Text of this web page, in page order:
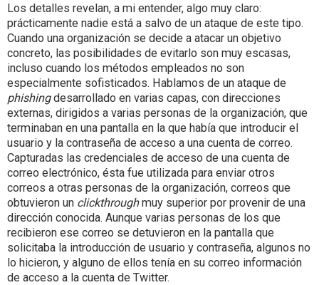
Los detalles revelan, a mi entender, algo muy claro:
prácticamente nadie está a salvo de un ataque de este tipo.
Cuando una organización se decide a atacar un objetivo
concreto, las posibilidades de evitarlo son muy escasas,
incluso cuando los métodos empleados no son
especialmente sofisticados. Hablamos de un ataque de
phishingdesarrollado en varias capas, con direcciones
externas, dirigidos a varias personas de la organización, que
terminaban en una pantalla en la que había que introducir el
usuario y la contraseña de acceso a una cuenta de correo.
Capturadas las credenciales de acceso de una cuenta de
correo electrónico, ésta fue utilizada para enviar otros
correos a otras personas de la organización, correos que
obtuvieron un clickthroughmuy superior por provenir de una
dirección conocida. Aunque varias personas de los que
recibieron ese correo se detuvieron en la pantalla que
solicitaba la introducción de usuario y contraseña, algunos no
lo hicieron, y alguno de ellos tenía en su correo información
de acceso a la cuenta de Twitter.